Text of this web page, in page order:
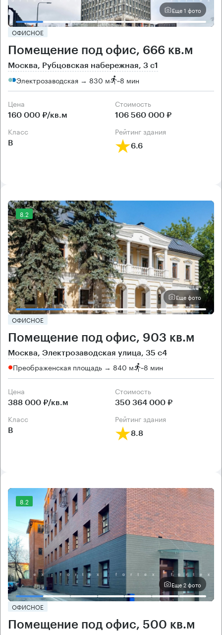
Еще 1 фото
ОФИСНОЕ
Помещение под офис, 666 кв.м
Москва, Рубцовская набережная, 3 с1
Электрозаводская → 830 м ~8 мин
Цена
160 000 ₽/кв.м
Cтоимость
106 560 000 ₽
класс
B
рейтинг здания
6.6
8.2
Еще фото
ОФИСНОЕ
Помещение под офис, 903 кв.м
Москва, Электрозаводская улица, 35 с4
Преображенская площадь → 840 м ~8 мин
Цена
388 000 ₽/кв.м
Cтоимость
350 364 000 ₽
класс
B
рейтинг здания
8.8
8.2
Еще 2 фото
ОФИСНОЕ
Помещение под офис, 500 кв.м